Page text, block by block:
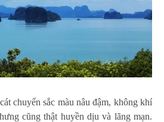
chuyển sắc màu nâu đậm, không khí
cũng thật huyền dịu và lãng mạn.